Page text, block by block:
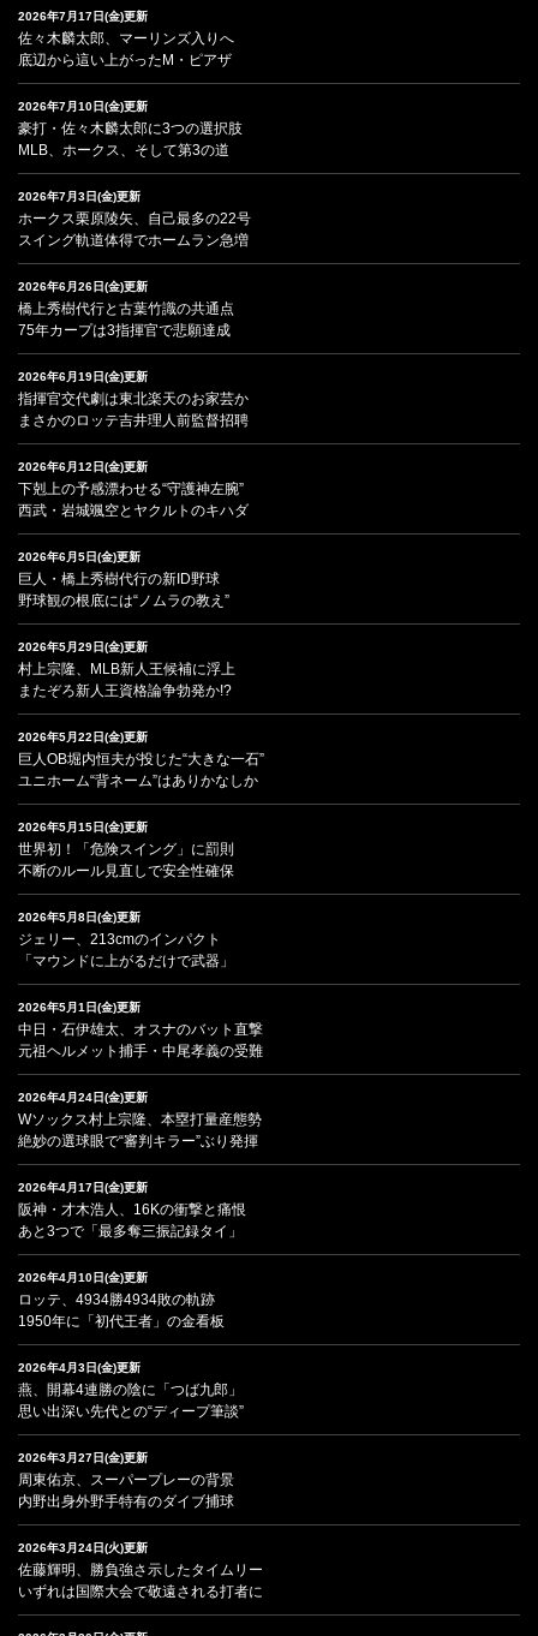
2026年7月17日(金)更新
佐々木麟太郎、マーリンズ入りへ
底辺から這い上がったM・ピアザ
2026年7月10日(金)更新
豪打・佐々木麟太郎に3つの選択肢
MLB、ホークス、そして第3の道
2026年7月3日(金)更新
ホークス栗原陵矢、自己最多の22号
スイング軌道体得でホームラン急増
2026年6月26日(金)更新
橋上秀樹代行と古葉竹識の共通点
75年カープは3指揮官で悲願達成
2026年6月19日(金)更新
指揮官交代劇は東北楽天のお家芸か
まさかのロッテ吉井理人前監督招聘
2026年6月12日(金)更新
下剋上の予感漂わせる“守護神左腕”
西武・岩城颯空とヤクルトのキハダ
2026年6月5日(金)更新
巨人・橋上秀樹代行の新ID野球
野球観の根底には“ノムラの教え”
2026年5月29日(金)更新
村上宗隆、MLB新人王候補に浮上
またぞろ新人王資格論争勃発か!?
2026年5月22日(金)更新
巨人OB堀内恒夫が投じた“大きな一石”
ユニホーム“背ネーム”はありかなしか
2026年5月15日(金)更新
世界初！「危険スイング」に罰則
不断のルール見直しで安全性確保
2026年5月8日(金)更新
ジェリー、213cmのインパクト
「マウンドに上がるだけで武器」
2026年5月1日(金)更新
中日・石伊雄太、オスナのバット直撃
元祖ヘルメット捕手・中尾孝義の受難
2026年4月24日(金)更新
Wソックス村上宗隆、本塁打量産態勢
絶妙の選球眼で“審判キラー”ぶり発揮
2026年4月17日(金)更新
阪神・才木浩人、16Kの衝撃と痛恨
あと3つで「最多奪三振記録タイ」
2026年4月10日(金)更新
ロッテ、4934勝4934敗の軌跡
1950年に「初代王者」の金看板
2026年4月3日(金)更新
燕、開幕4連勝の陰に「つば九郎」
思い出深い先代との“ディープ筆談”
2026年3月27日(金)更新
周東佑京、スーパープレーの背景
内野出身外野手特有のダイブ捕球
2026年3月24日(火)更新
佐藤輝明、勝負強さ示したタイムリー
いずれは国際大会で敬遠される打者に